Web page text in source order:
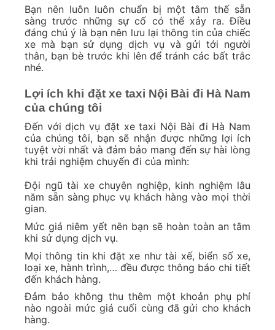
Bạn nên luôn luôn chuẩn bị một tâm thế sẵn
sàng trước những sự cố có thể xảy ra. Điều
đáng chú ý là bạn nên lưu lại thông tin của chiếc
xe mà bạn sử dụng dịch vụ và gửi tới người
thân, bạn bè trước khi lên để tránh các bất trắc
nhé.
Lợi ích khi đặt xe taxi Nội Bài đi Hà Nam
của chúng tôi
Đến với dịch vụ đặt xe taxi Nội Bài đi Hà Nam
của chúng tôi, bạn sẽ nhận được những lợi ích
tuyệt vời nhất và đảm bảo mang đến sự hài lòng
khi trải nghiệm chuyến đi của mình:
Đội ngũ tài xe chuyên nghiệp, kinh nghiệm lâu
năm sẵn sàng phục vụ khách hàng vào mọi thời
gian.
Mức giá niêm yết nên bạn sẽ hoàn toàn an tâm
khi sử dụng dịch vụ.
Mọi thông tin khi đặt xe như tài xế, biển số xe,
loại xe, hành trình,… đều được thông báo chi tiết
đến khách hàng.
Đảm bảo không thu thêm một khoản phụ phí
nào ngoài mức giá cuối cùng đã gửi cho khách
hàng.